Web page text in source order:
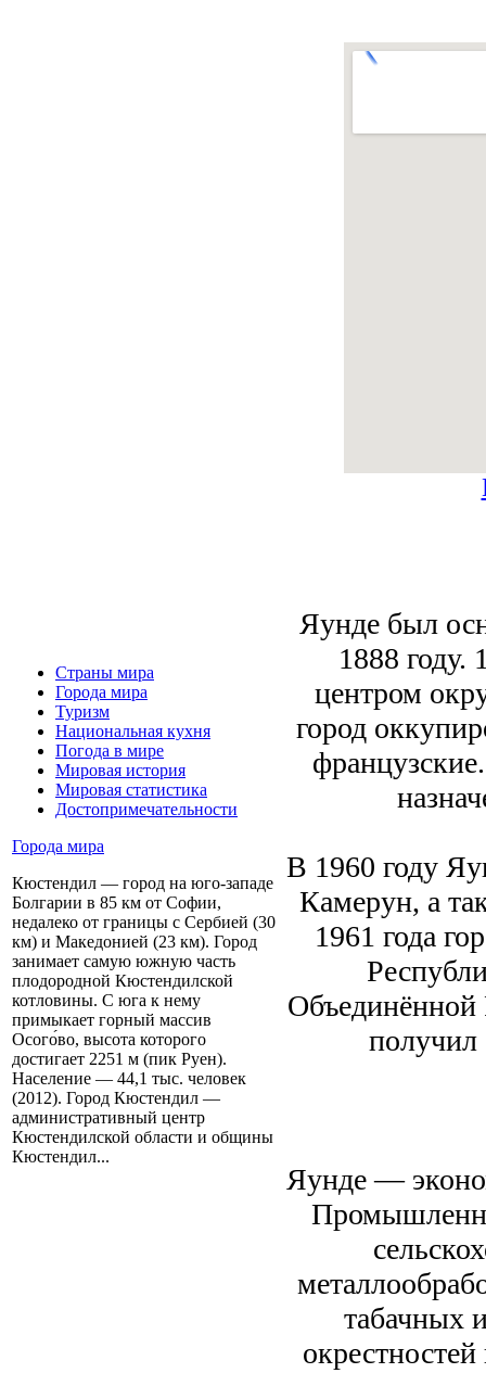
Страны мира
Города мира
Туризм
Национальная кухня
Погода в мире
Мировая история
Мировая статистика
Достопримечательности
Города мира
Кюстендил — город на юго-западе
Болгарии в 85 км от Софии,
недалеко от границы с Сербией (30
км) и Македонией (23 км). Город
занимает самую южную часть
плодородной Кюстендилской
котловины. С юга к нему
примыкает горный массив
Осого́во, высота которого
достигает 2251 м (пик Руен).
Население — 44,1 тыс. человек
(2012). Город Кюстендил —
административный центр
Кюстендилской области и общины
Кюстендил...
Яунде был
1888
центром
город
В 1960 году
Камерун, а
1961 года
Объединённой
получил
Яунде —
табачных